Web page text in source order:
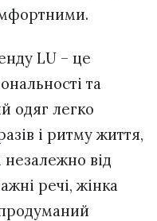
LU – це
та
одяг легко
і ритму життя,
від
речі, жінка